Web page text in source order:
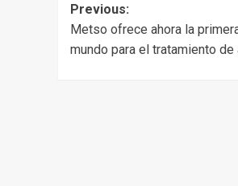
Post
navigation
Previous:
Metso ofrece ahora la
mundo para el tratamiento